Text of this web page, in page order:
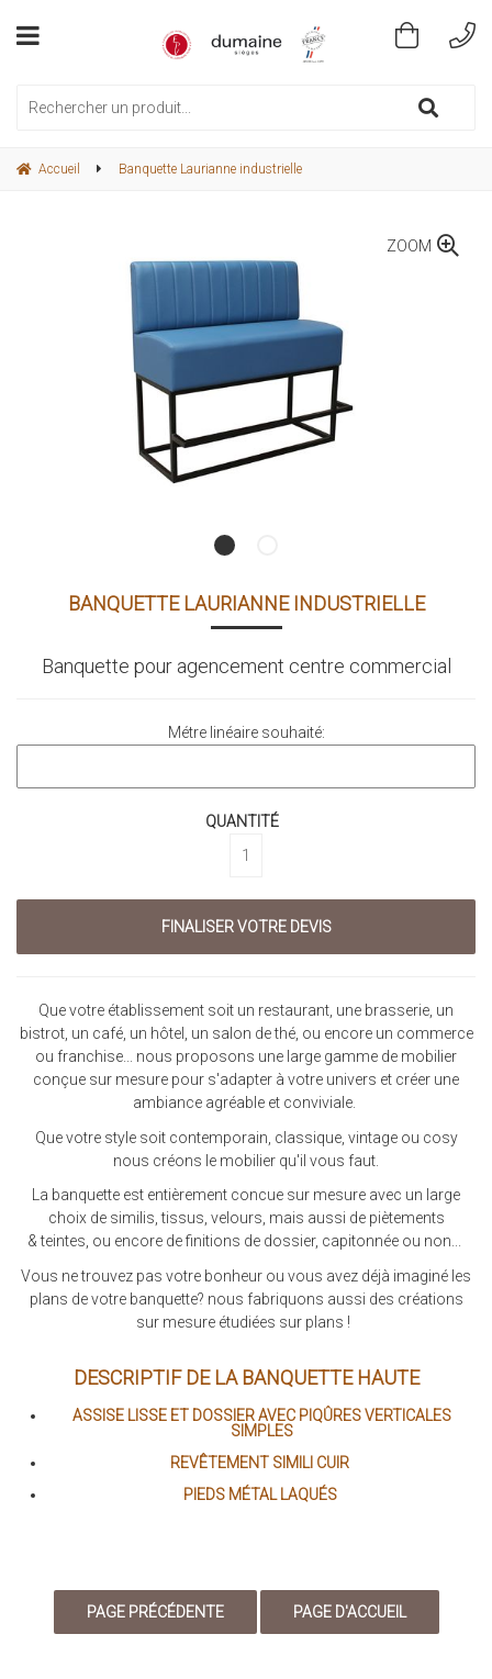
Accueil Banquette Laurianne industrielle
ZOOM
BANQUETTE LAURIANNE INDUSTRIELLE
Banquette pour agencement centre commercial
Métre linéaire souhaité:
QUANTITÉ
Que votre établissement soit un restaurant, une brasserie, un
bistrot, un café, un hôtel, un salon de thé, ou encore un commerce
ou franchise... nous proposons une large gamme de mobilier
conçue sur mesure pour s'adapter à votre univers et créer une
ambiance agréable et conviviale.
Que votre style soit contemporain, classique, vintage ou cosy
nous créons le mobilier qu'il vous faut.
La banquette est entièrement concue sur mesure avec un large
choix de similis, tissus, velours, mais aussi de piètements
& teintes, ou encore de finitions de dossier, capitonnée ou non...
Vous ne trouvez pas votre bonheur ou vous avez déjà imaginé les
plans de votre banquette? nous fabriquons aussi des créations
sur mesure étudiées sur plans !
DESCRIPTIF DE LA BANQUETTE HAUTE
ASSISE LISSE ET DOSSIER AVEC PIQÛRES VERTICALES
SIMPLES
REVÊTEMENT SIMILI CUIR
PIEDS MÉTAL LAQUÉS